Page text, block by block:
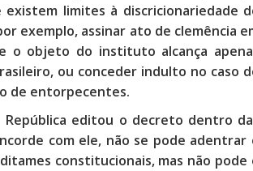
limites à discricionariedade
exemplo, assinar ato de clemência
o objeto do instituto alcança
ou conceder indulto no caso
de entorpecentes.
editou o decreto dentro
com ele, não se pode adentrar
constitucionais, mas não pode